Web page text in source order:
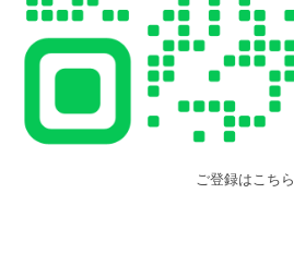
ご登録はこちら